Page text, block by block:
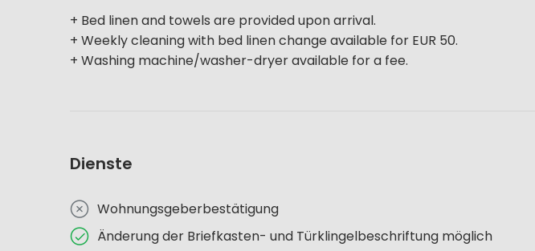
+ Bed linen and towels are provided upon arrival.
+ Weekly cleaning with bed linen change available for EUR 50.
+ Washing machine/washer-dryer available for a fee.
Dienste
Wohnungsgeberbestätigung
Änderung der Briefkasten- und Türklingelbeschriftung möglich